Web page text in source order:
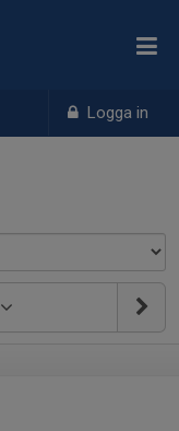
Logga in